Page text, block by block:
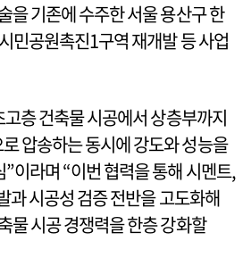
을 기존에 수주한 서울 용산구 한
민공원촉진1구역 재개발 등 사업
층 건축물 시공에서 상층부까지
압송하는 동시에 강도와 성능을
이라며 “이번 협력을 통해 시멘트,
과 시공성 검증 전반을 고도화해
물 시공 경쟁력을 한층 강화할